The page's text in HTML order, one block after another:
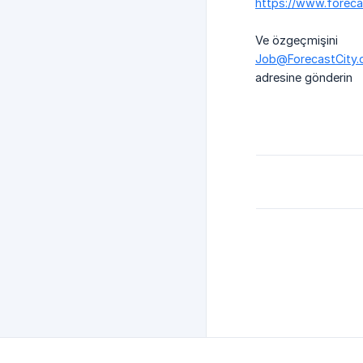
https://
Ve özgeçmişini
adresine gönderin